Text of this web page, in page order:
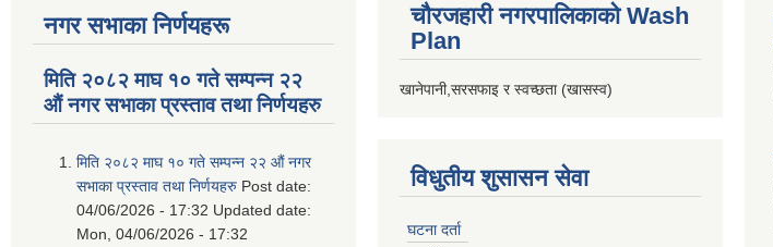
नगर सभाका निर्णयहरू
मिति २०८२ माघ १० गते सम्पन्न २२
औं नगर सभाका प्रस्ताव तथा निर्णयहरु
मिति २०८२ माघ १० गते सम्पन्न २२ औं नगर
सभाका प्रस्ताव तथा निर्णयहरु Post date:
04/06/2026 - 17:32 Updated date:
Mon, 04/06/2026 - 17:32
चौरजहारी नगरपालिकाको Wash
Plan
खानेपानी,सरसफाइ र स्वच्छता (खासस्व)
विधुतीय शुसासन सेवा
घटना दर्ता